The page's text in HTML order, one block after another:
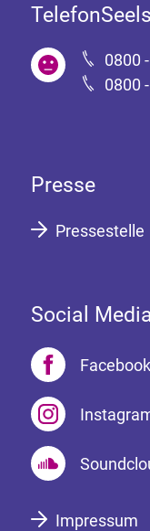
0800
0800
Presse
Pressestelle
Social Media
Facebook
Impressum